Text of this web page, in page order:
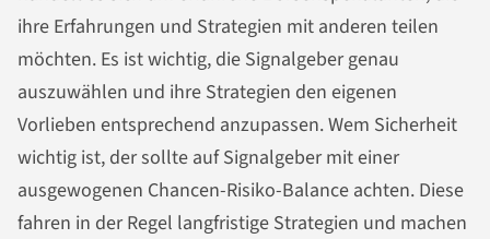
ihre Erfahrungen und Strategien mit anderen teilen
möchten. Es ist wichtig, die Signalgeber genau
auszuwählen und ihre Strategien den eigenen
Vorlieben entsprechend anzupassen. Wem Sicherheit
wichtig ist, der sollte auf Signalgeber mit einer
ausgewogenen Chancen-Risiko-Balance achten. Diese
fahren in der Regel langfristige Strategien und machen